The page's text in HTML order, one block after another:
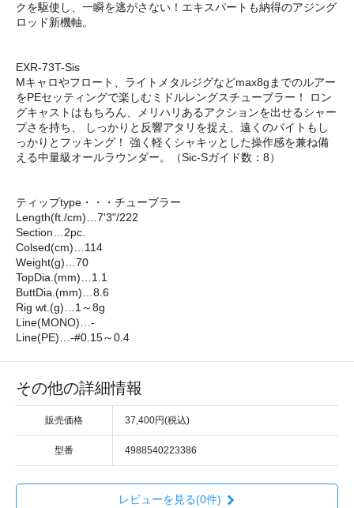
クを駆使し、一瞬を逃がさない！エキスパートも納得のアジング
ロッド新機軸。
EXR-73T-Sis
Mキャロやフロート、ライトメタルジグなどmax8gまでのルアー
をPEセッティングで楽しむミドルレングスチューブラー！ ロン
グキャストはもちろん、メリハリあるアクションを出せるシャー
プさを持ち、 しっかりと反響アタリを捉え、遠くのバイトもし
っかりとフッキング！ 強く軽くシャキッとした操作感を兼ね備
える中量級オールラウンダー。（Sic-Sガイド数：8）
ティップtype・・・チューブラー
Length(ft./cm)…7'3"/222
Section…2pc.
Colsed(cm)…114
Weight(g)…70
TopDia.(mm)…1.1
ButtDia.(mm)…8.6
Rig wt.(g)…1～8g
Line(MONO)…-
Line(PE)…-#0.15～0.4
その他の詳細情報
販売価格 37,400円(税込)
型番 4988540223386
レビューを見る(0件)